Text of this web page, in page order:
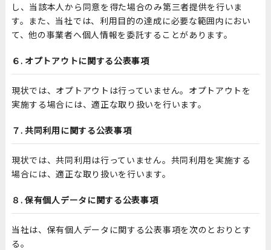
し、当該本人から同意を得た場合のみ第三者提供を行いま
す。また、当社では、利用目的の達成に必要な範囲内におい
て、他の事業者へ個人情報を委託することがあります。
６. オプトアウトに関する公表事項
現状では、オプトアウトは行っていません。オプトアウトを
実施する場合には、適正な取り扱いを行います。
７. 共同利用に関する公表事項
現状では、共同利用は行っていません。共同利用を実施する
場合には、適正な取り扱いを行います。
８. 保有個人データに関する公表事項
当社は、保有個人データに関する公表事項を次のとおりとす
る。